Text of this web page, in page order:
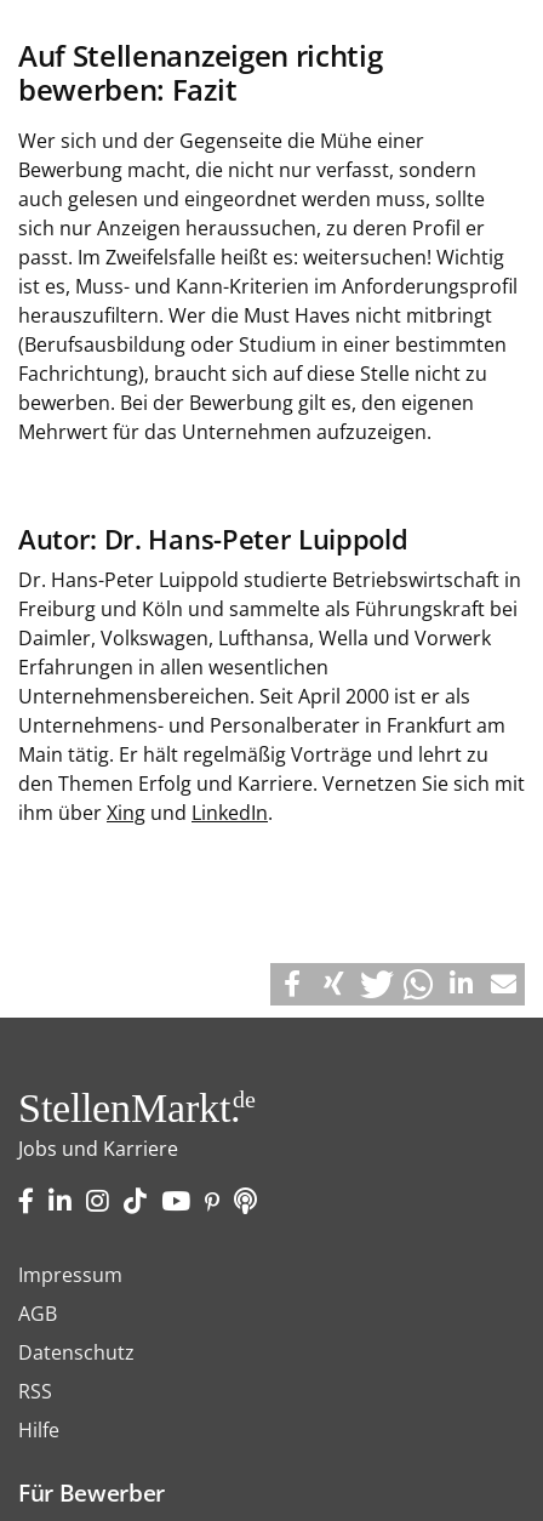
Auf Stellenanzeigen richtig
bewerben: Fazit
Wer sich und der Gegenseite die Mühe einer
Bewerbung macht, die nicht nur verfasst, sondern
auch gelesen und eingeordnet werden muss, sollte
sich nur Anzeigen heraussuchen, zu deren Profil er
passt. Im Zweifelsfalle heißt es: weitersuchen! Wichtig
ist es, Muss- und Kann-Kriterien im Anforderungsprofil
herauszufiltern. Wer die Must Haves nicht mitbringt
(Berufsausbildung oder Studium in einer bestimmten
Fachrichtung), braucht sich auf diese Stelle nicht zu
bewerben. Bei der Bewerbung gilt es, den eigenen
Mehrwert für das Unternehmen aufzuzeigen.
Autor: Dr. Hans-Peter Luippold
Dr. Hans-Peter Luippold studierte Betriebswirtschaft in
Freiburg und Köln und sammelte als Führungskraft bei
Daimler, Volkswagen, Lufthansa, Wella und Vorwerk
Erfahrungen in allen wesentlichen
Unternehmensbereichen. Seit April 2000 ist er als
Unternehmens- und Personalberater in Frankfurt am
Main tätig. Er hält regelmäßig Vorträge und lehrt zu
den Themen Erfolg und Karriere. Vernetzen Sie sich mit
ihm überXing und LinkedIn.
StellenMarkt.de
Jobs und Karriere
Impressum
AGB
Datenschutz
RSS
Hilfe
Für Bewerber